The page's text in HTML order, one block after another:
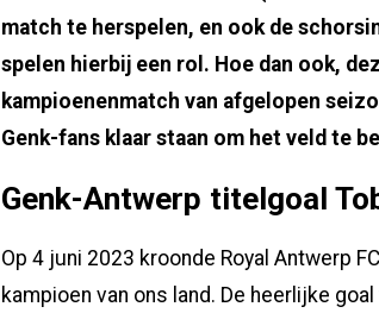
match te herspelen, en ook de
spelen hierbij een rol. Hoe dan ook,
kampioenenmatch van afgelopen
Genk-fans klaar staan om het veld te
Genk-Antwerp titelgoal
Op 4 juni 2023 kroonde Royal Antwerp
kampioen van ons land. De heerlijke